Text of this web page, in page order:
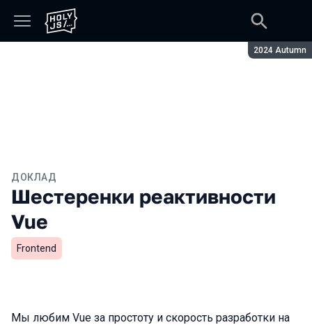
Сезон:
2024 Autumn
ДОКЛАД
Шестеренки реактивности
Vue
Frontend
Мы любим Vue за простоту и скорость разработки на